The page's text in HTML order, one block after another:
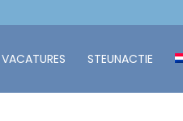
VACATURES STEUNACTIE